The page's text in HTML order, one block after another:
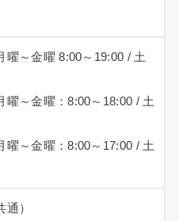
金曜 8:00～19:00 / 土
曜～金曜：8:00～18:00 / 土
～金曜：8:00～17:00 / 土
）